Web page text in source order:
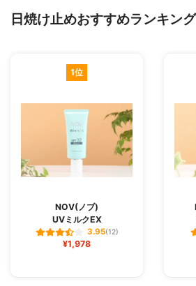
日焼け止めおすすめランキング
1位
NOV(ノブ)
UVミルクEX
3.95(12)
¥1,978